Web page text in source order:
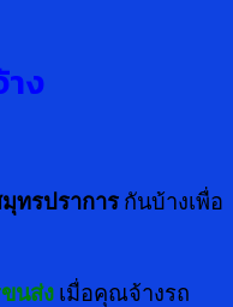
าง
ทรปราการ กันบ้างเพื่อ
นส่ง เมื่อคุณจ้างรถ